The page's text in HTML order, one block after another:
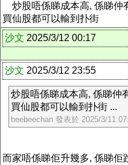
炒股唔係睇成本高, 係睇仲
買仙股都可以輸到扑街
沙文 2025/3/12 00:17
沙文 2025/3/12 23:55
炒股唔係睇成本高, 係睇仲
買仙股都可以輸到扑街 ...
beebeechan 發表於 2025/3/11
而家唔係睇佢升幾多, 係睇佢